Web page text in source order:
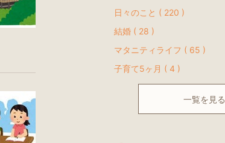
日々のこと ( 220 )
結婚 ( 28 )
マタニティライフ ( 65 )
子育て5ヶ月 ( 4 )
一覧を見る